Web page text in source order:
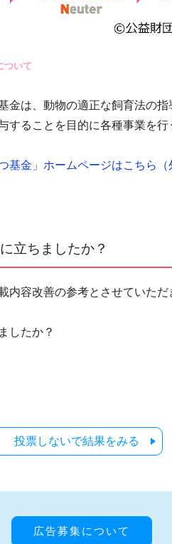
ついて
金は、動物の適正な飼育法の
することを目的に各種事業を行
基金」ホームページはこちら（
立ちましたか？
内容改善の参考とさせていただ
したか？
投票しないで結果をみる
広告募集について